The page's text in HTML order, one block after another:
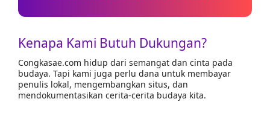
Kenapa Kami Butuh Dukungan?
Congkasae.com hidup dari semangat dan cinta pada
budaya. Tapi kami juga perlu dana untuk membayar
penulis lokal, mengembangkan situs, dan
mendokumentasikan cerita-cerita budaya kita.